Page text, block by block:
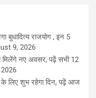
बुधादित्य राजयोग , इन 5
9, 2026
मिलेंगे नए अवसर, पढ़ें सभी 12
के लिए शुभ रहेगा दिन, पढ़ें आज